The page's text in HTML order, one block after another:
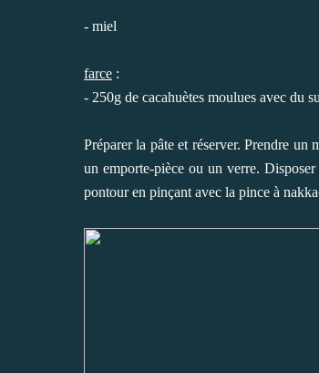
- miel
farce :
- 250g de cacahuètes moulues avec du
Préparer la pâte et réserver. Prendre un
un emporte-pièce ou un verre.
pontour en pinçant avec la pince à